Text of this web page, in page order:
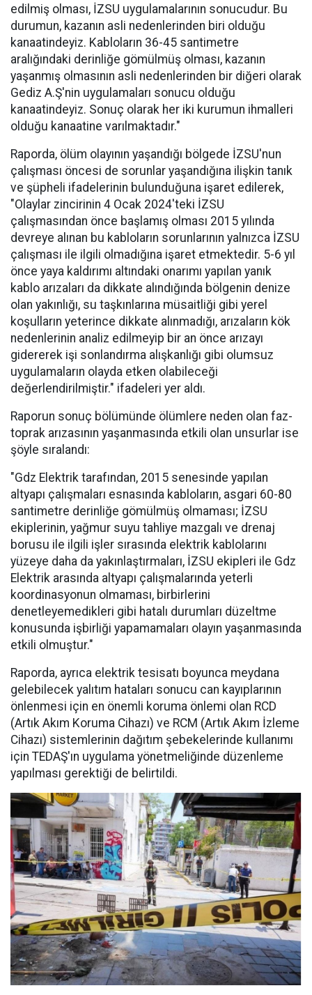
edilmiş olması, İZSU uygulamalarının sonucudur. Bu
durumun, kazanın asli nedenlerinden biri olduğu
kanaatindeyiz. Kabloların 36-45 santimetre
aralığındaki derinliğe gömülmüş olması, kazanın
yaşanmış olmasının asli nedenlerinden bir diğeri olarak
Gediz A.Ş'nin uygulamaları sonucu olduğu
kanaatindeyiz. Sonuç olarak her iki kurumun ihmalleri
olduğu kanaatine varılmaktadır."
Raporda, ölüm olayının yaşandığı bölgede İZSU'nun
çalışması öncesi de sorunlar yaşandığına ilişkin tanık
ve şüpheli ifadelerinin bulunduğuna işaret edilerek,
"Olaylar zincirinin 4 Ocak 2024'teki İZSU
çalışmasından önce başlamış olması 2015 yılında
devreye alınan bu kabloların sorunlarının yalnızca İZSU
çalışması ile ilgili olmadığına işaret etmektedir. 5-6 yıl
önce yaya kaldırımı altındaki onarımı yapılan yanık
kablo arızaları da dikkate alındığında bölgenin denize
olan yakınlığı, su taşkınlarına müsaitliği gibi yerel
koşulların yeterince dikkate alınmadığı, arızaların kök
nedenlerinin analiz edilmeyip bir an önce arızayı
gidererek işi sonlandırma alışkanlığı gibi olumsuz
uygulamaların olayda etken olabileceği
değerlendirilmiştir." ifadeleri yer aldı.
Raporun sonuç bölümünde ölümlere neden olan faz-
toprak arızasının yaşanmasında etkili olan unsurlar ise
şöyle sıralandı:
"Gdz Elektrik tarafından, 2015 senesinde yapılan
altyapı çalışmaları esnasında kabloların, asgari 60-80
santimetre derinliğe gömülmüş olmaması; İZSU
ekiplerinin, yağmur suyu tahliye mazgalı ve drenaj
borusu ile ilgili işler sırasında elektrik kablolarını
yüzeye daha da yakınlaştırmaları, İZSU ekipleri ile Gdz
Elektrik arasında altyapı çalışmalarında yeterli
koordinasyonun olmaması, birbirlerini
denetleyemedikleri gibi hatalı durumları düzeltme
konusunda işbirliği yapamamaları olayın yaşanmasında
etkili olmuştur."
Raporda, ayrıca elektrik tesisatı boyunca meydana
gelebilecek yalıtım hataları sonucu can kayıplarının
önlenmesi için en önemli koruma önlemi olan RCD
(Artık Akım Koruma Cihazı) ve RCM (Artık Akım İzleme
Cihazı) sistemlerinin dağıtım şebekelerinde kullanımı
için TEDAŞ'ın uygulama yönetmeliğinde düzenleme
yapılması gerektiği de belirtildi.